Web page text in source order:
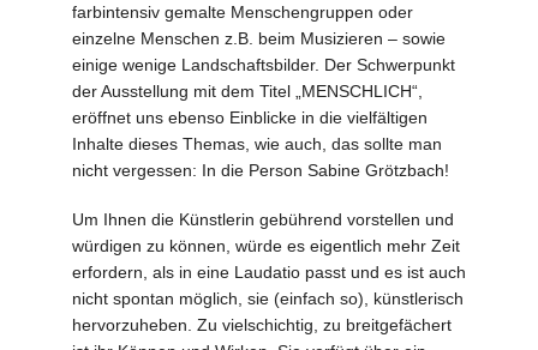
farbintensiv gemalte Menschengruppen oder
einzelne Menschen z.B. beim Musizieren – sowie
einige wenige Landschaftsbilder. Der Schwerpunkt
der Ausstellung mit dem Titel „MENSCHLICH“,
eröffnet uns ebenso Einblicke in die vielfältigen
Inhalte dieses Themas, wie auch, das sollte man
nicht vergessen: In die Person Sabine Grötzbach!
Um Ihnen die Künstlerin gebührend vorstellen und
würdigen zu können, würde es eigentlich mehr Zeit
erfordern, als in eine Laudatio passt und es ist auch
nicht spontan möglich, sie (einfach so), künstlerisch
hervorzuheben. Zu vielschichtig, zu breitgefächert